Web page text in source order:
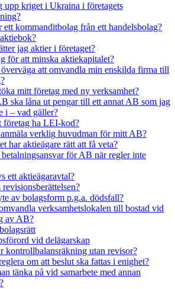
upp kriget i Ukraina i företagets
ett kommanditbolag från ett handelsbolag?
jag aktier i företaget?
för att minska aktiekapitalet?
att omvandla min enskilda firma till
mitt företag med ny verksamhet?
ska låna ut pengar till ett annat AB som jag
i – vad gäller?
företag ha LEI-kod?
verklig huvudman för mitt AB?
har aktieägare rätt att få veta?
för AB när regler inte
ett aktieägaravtal?
av bolagsform p.g.a. dödsfall?
verksamhetslokalen till bostad vid
av AB?
vid delägarskap
kontrollbalansräkning utan revisor?
om att beslut ska fattas i enighet?
tänka på vid samarbete med annan